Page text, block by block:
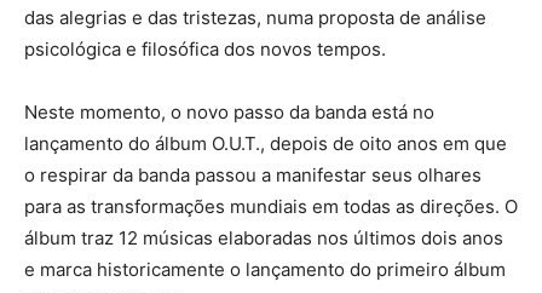
das alegrias e das tristezas, numa proposta de análise
psicológica e filosófica dos novos tempos.
Neste momento, o novo passo da banda está no
lançamento do álbum O.U.T., depois de oito anos em que
o respirar da banda passou a manifestar seus olhares
para as transformações mundiais em todas as direções. O
álbum traz 12 músicas elaboradas nos últimos dois anos
e marca historicamente o lançamento do primeiro álbum